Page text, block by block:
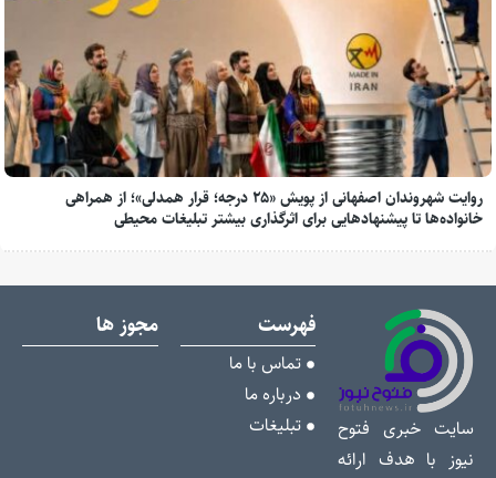
روایت شهروندان اصفهانی از پویش «۲۵ درجه؛ قرار همدلی»؛ از همراهی
خانواده‌ها تا پیشنهادهایی برای اثرگذاری بیشتر تبلیغات محیطی
سایت خبری فتوح
نیوز با هدف ارائه
فهرست
تماس با ما
درباره ما
تبلیغات
مجوز ها